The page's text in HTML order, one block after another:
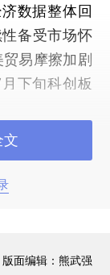
数据整体回
备受市场怀
易摩擦加剧
下旬科创板
量因子表现
相对收益，
因子。
2.02%，单月
文
版面编辑：熊武强